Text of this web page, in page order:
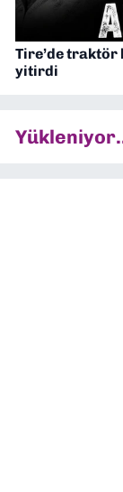
Tire’de traktör
yitirdi